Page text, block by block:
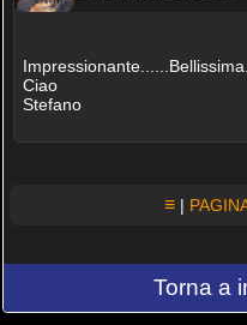
Ciao
Stefano
≡ |
Torna a